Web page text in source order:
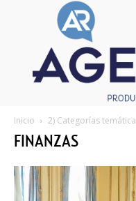
Inicio 2) Categorías temática
FINANZAS